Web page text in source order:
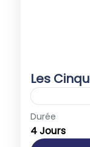
Les
Europe
1-40
Durée
4 Jours